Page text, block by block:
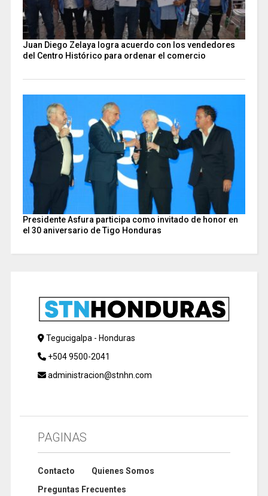
Juan Diego Zelaya logra acuerdo con los vendedores
del Centro Histórico para ordenar el comercio
Presidente Asfura participa como invitado de honor en
el 30 aniversario de Tigo Honduras
Tegucigalpa - Honduras
+504 9500-2041
administracion@stnhn.com
PAGINAS
Contacto
Quienes Somos
Preguntas Frecuentes